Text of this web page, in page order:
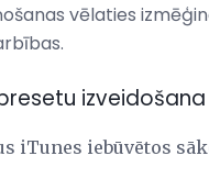
vēlaties
izveidošana
iTunes iebūvētos